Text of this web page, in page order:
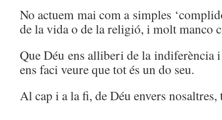
No actuem mai com a simples
de la vida o de la religió, i molt manco
Que Déu ens alliberi de la indiferència
ens faci veure que tot és un do seu.
Al cap i a la fi, de Déu envers